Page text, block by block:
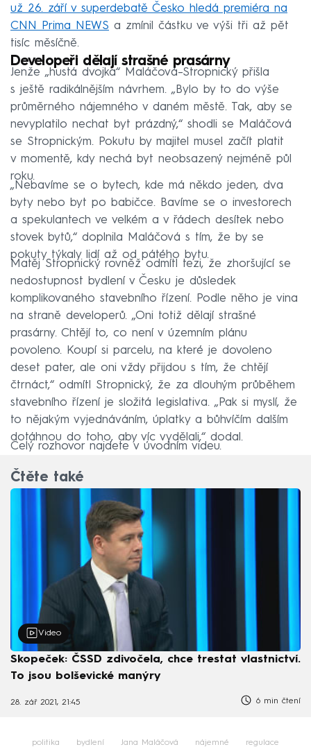
už 26. září v superdebatě Česko hledá premiéra na
CNN Prima NEWS a zmínil částku ve výši tři až pět
tisíc měsíčně.
Developeři dělají strašné prasárny
Jenže „hustá dvojka“ Maláčová–Stropnický přišla
s ještě radikálnějším návrhem. „Bylo by to do výše
průměrného nájemného v daném městě. Tak, aby se
nevyplatilo nechat byt prázdný,“ shodli se Maláčová
se Stropnickým. Pokutu by majitel musel začít platit
v momentě, kdy nechá byt neobsazený nejméně půl
roku.
„Nebavíme se o bytech, kde má někdo jeden, dva
byty nebo byt po babičce. Bavíme se o investorech
a spekulantech ve velkém a v řádech desítek nebo
stovek bytů,“ doplnila Maláčová s tím, že by se
pokuty týkaly lidí až od pátého bytu.
Matěj Stropnický rovněž odmítl tezi, že zhoršující se
nedostupnost bydlení v Česku je důsledek
komplikovaného stavebního řízení. Podle něho je vina
na straně developerů. „Oni totiž dělají strašné
prasárny. Chtějí to, co není v územním plánu
povoleno. Koupí si parcelu, na které je dovoleno
deset pater, ale oni vždy přijdou s tím, že chtějí
čtrnáct,“ odmítl Stropnický, že za dlouhým průběhem
stavebního řízení je složitá legislativa. „Pak si myslí, že
to nějakým vyjednáváním, úplatky a bůhvíčím dalším
dotáhnou do toho, aby víc vydělali,“ dodal.
Celý rozhovor najdete v úvodním videu.
Čtěte také
Video
Skopeček: ČSSD zdivočela, chce trestat vlastnictví.
To jsou bolševické manýry
28. zář 2021, 21:45 6 min čtení
politika bydlení Jana Maláčová nájemné regulace